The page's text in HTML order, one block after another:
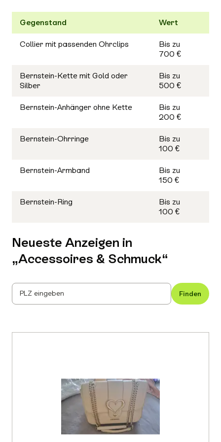
Gegenstand Wert
Collier mit passenden Ohrclips
Bis zu
700 €
Bernstein-Kette mit Gold oder
Silber
Bis zu
500 €
Bernstein-Anhänger ohne Kette
Bis zu
200 €
Bernstein-Ohrringe
Bis zu
100 €
Bernstein-Armband
Bis zu
150 €
Bernstein-Ring
Bis zu
100 €
Neueste Anzeigen in
„Accessoires & Schmuck“
PLZ eingeben Finden